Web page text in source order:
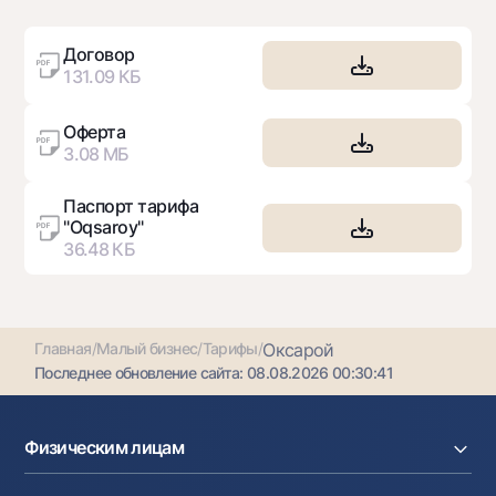
Договор
131.09 КБ
Оферта
3.08 МБ
Паспорт тарифа
"Oqsaroy"
36.48 КБ
Главная/Малый бизнес/Тарифы/Оксарой
Последнее обновление сайта:08.08.2026 00:30:41
Физическим лицам